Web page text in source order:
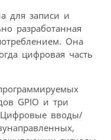
для записи и
разработанная
Она
цифровая часть
GPIO и три
Цифровые вводы/